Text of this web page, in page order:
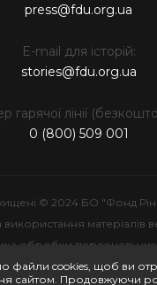
press@fdu.org.ua
E-mail для історій:
stories@fdu.org.ua
гарячої лінії
0 (800) 509 001
© 2024 БО "Фонд
матеріалів
обробки персональних
Інтелектуальна власність
файли cookies, щоб ви
сайтом. Продовжуючи